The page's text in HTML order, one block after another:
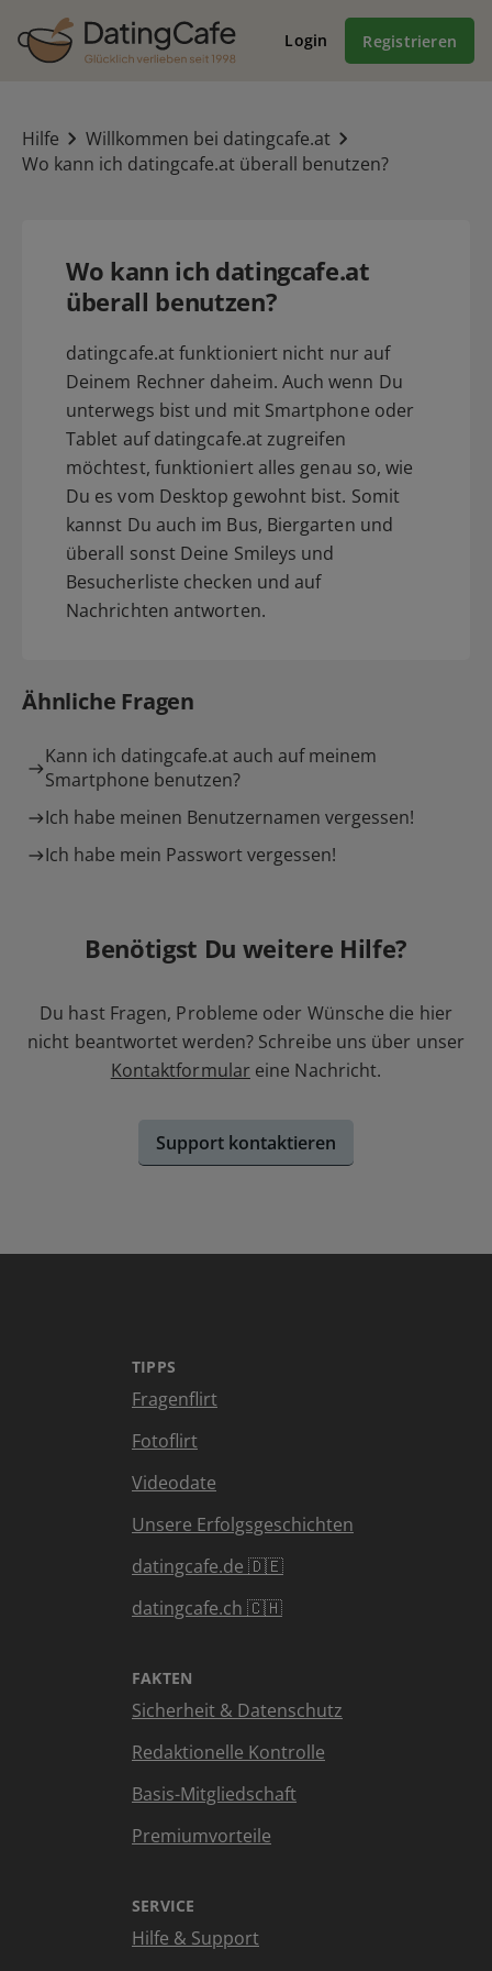
Login Registrieren
Hilfe
Willkommen bei datingcafe.at
Wo kann ich datingcafe.at überall benutzen?
Wo kann ich datingcafe.at
überall benutzen?
datingcafe.at funktioniert nicht nur auf
Deinem Rechner daheim. Auch wenn Du
unterwegs bist und mit Smartphone oder
Tablet auf datingcafe.at zugreifen
möchtest, funktioniert alles genau so, wie
Du es vom Desktop gewohnt bist. Somit
kannst Du auch im Bus, Biergarten und
überall sonst Deine Smileys und
Besucherliste checken und auf
Nachrichten antworten.
Ähnliche Fragen
Kann ich datingcafe.at auch auf meinem
Smartphone benutzen?
Ich habe meinen Benutzernamen vergessen!
Ich habe mein Passwort vergessen!
Benötigst Du weitere Hilfe?
Du hast Fragen, Probleme oder Wünsche die hier
nicht beantwortet werden? Schreibe uns über unser
Kontaktformular eine Nachricht.
Support kontaktieren
TIPPS
Fragenflirt
Fotoflirt
Videodate
Unsere Erfolgsgeschichten
datingcafe.de 🇩🇪
datingcafe.ch 🇨🇭
FAKTEN
Sicherheit & Datenschutz
Redaktionelle Kontrolle
Basis-Mitgliedschaft
Premiumvorteile
SERVICE
Hilfe & Support